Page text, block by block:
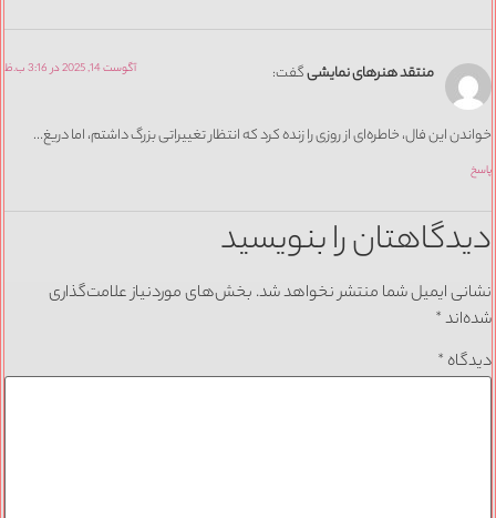
منتقد هنرهای نمایشی گفت: آگوست 14, 2025 در 3:16 ب.ظ
خواندن این فال، خاطره‌ای از روزی را زنده کرد که انتظار تغییراتی بزرگ داشتم، اما دریغ…
پاسخ
دیدگاهتان را بنویسید
نشانی ایمیل شما منتشر نخواهد شد. بخش‌های موردنیاز علامت‌گذاری
شده‌اند*
دیدگاه *